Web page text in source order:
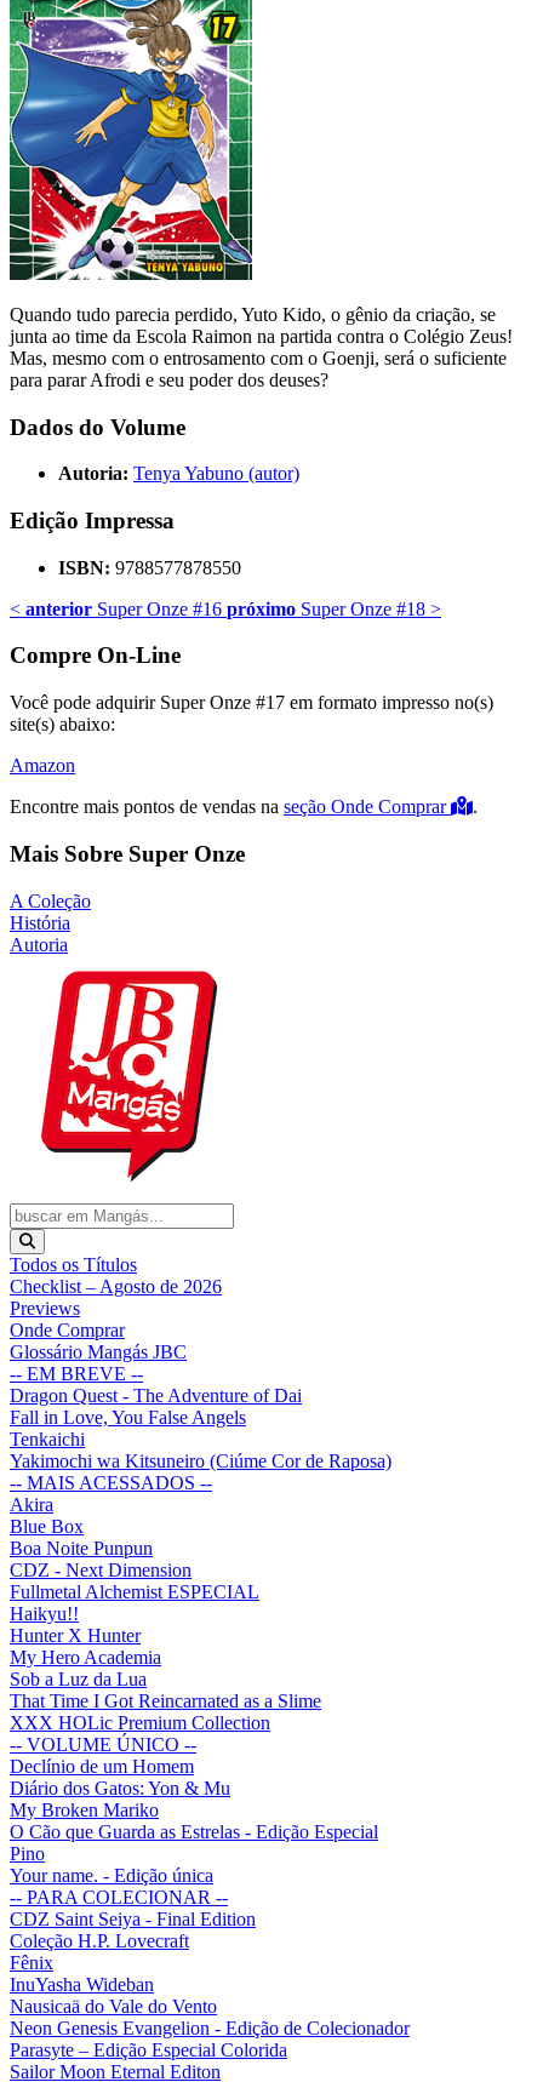
Quando tudo parecia perdido, Yuto Kido, o gênio da criação, se
junta ao time da Escola Raimon na partida contra o Colégio Zeus!
Mas, mesmo com o entrosamento com o Goenji, será o suficiente
para parar Afrodi e seu poder dos deuses?
Dados do Volume
Autoria: Tenya Yabuno (autor)
Edição Impressa
ISBN: 9788577878550
< anterior Super Onze #16 próximo Super Onze #18 >
Compre On-Line
Você pode adquirir Super Onze #17 em formato impresso no(s)
site(s) abaixo:
Amazon
Encontre mais pontos de vendas na seção Onde Comprar .
Mais Sobre Super Onze
A Coleção
História
Autoria
Todos os Títulos
Checklist – Agosto de 2026
Previews
Onde Comprar
Glossário Mangás JBC
-- EM BREVE --
Dragon Quest - The Adventure of Dai
Fall in Love, You False Angels
Tenkaichi
Yakimochi wa Kitsuneiro (Ciúme Cor de Raposa)
-- MAIS ACESSADOS --
Akira
Blue Box
Boa Noite Punpun
CDZ - Next Dimension
Fullmetal Alchemist ESPECIAL
Haikyu!!
Hunter X Hunter
My Hero Academia
Sob a Luz da Lua
That Time I Got Reincarnated as a Slime
XXX HOLic Premium Collection
-- VOLUME ÚNICO --
Declínio de um Homem
Diário dos Gatos: Yon & Mu
My Broken Mariko
O Cão que Guarda as Estrelas - Edição Especial
Pino
Your name. - Edição única
-- PARA COLECIONAR --
CDZ Saint Seiya - Final Edition
Coleção H.P. Lovecraft
Fênix
InuYasha Wideban
Nausicaä do Vale do Vento
Neon Genesis Evangelion - Edição de Colecionador
Parasyte – Edição Especial Colorida
Sailor Moon Eternal Editon